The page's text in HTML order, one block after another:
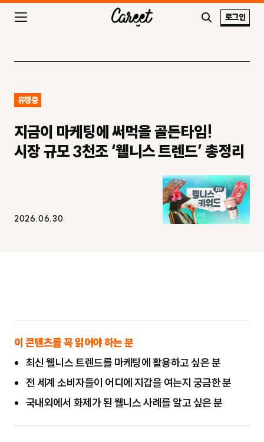
로그인
유행중
지금이 마케팅에 써먹을 골든타임!
시장 규모 3천조 ‘웰니스 트렌드’ 총정리
2026.06.30
이 콘텐츠를 꼭 읽어야 하는 분
최신 웰니스 트렌드를 마케팅에 활용하고 싶은 분
전 세계 소비자들이 어디에 지갑을 여는지 궁금한 분
국내외에서 화제가 된 웰니스 사례를 알고 싶은 분